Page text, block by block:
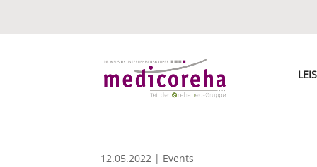
12.05.2022 | Events